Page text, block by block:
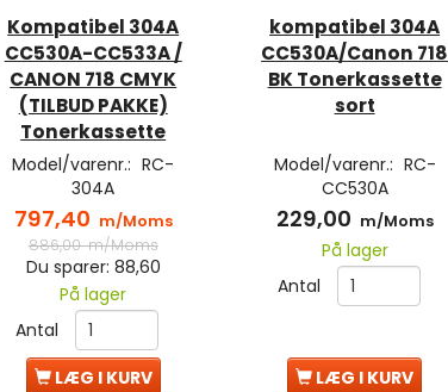
Kompatibel 304A
CC530A-CC533A /
CANON 718 CMYK
(TILBUD PAKKE)
Tonerkassette
Model/varenr.: RC-
304A
797,40 m/Moms
886,00m/Moms
Du sparer: 88,60
På lager
Antal
LÆG I KURV
kompatibel 304A
CC530A/Canon 718
BK Tonerkassette
sort
Model/varenr.: RC-
CC530A
229,00 m/Moms
På lager
Antal
LÆG I KURV